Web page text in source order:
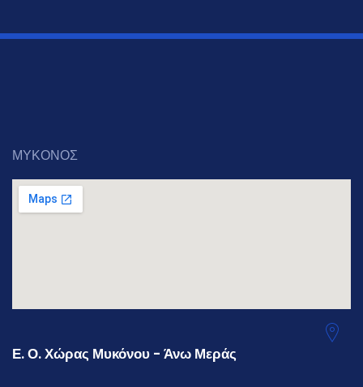
ΜΥΚΟΝΟΣ
Ε. Ο. Χώρας Μυκόνου - Άνω Μεράς